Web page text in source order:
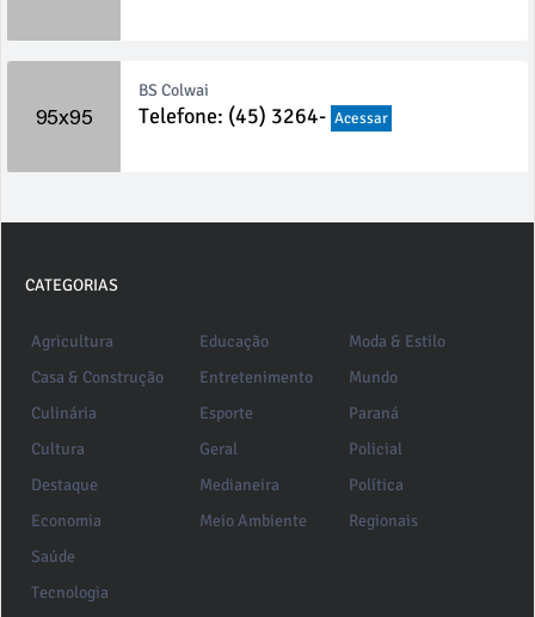
BS Colwai
Telefone: (45) 3264- Acessar
CATEGORIAS
Agricultura
Casa & Construção
Culinária
Cultura
Destaque
Economia
Educação
Entretenimento
Esporte
Geral
Medianeira
Meio Ambiente
Moda & Estilo
Mundo
Paraná
Policial
Política
Regionais
Saúde
Tecnologia